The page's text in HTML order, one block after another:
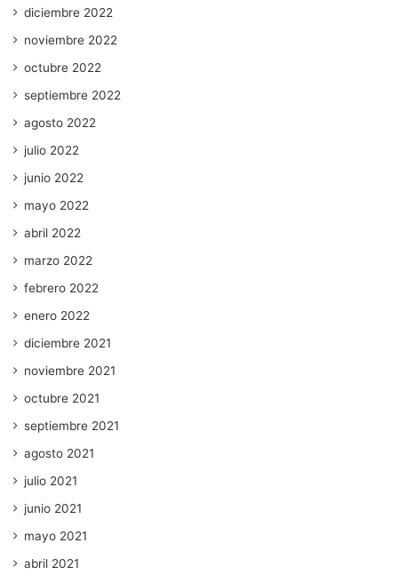
diciembre 2022
noviembre 2022
octubre 2022
septiembre 2022
agosto 2022
julio 2022
junio 2022
mayo 2022
abril 2022
marzo 2022
febrero 2022
enero 2022
diciembre 2021
noviembre 2021
octubre 2021
septiembre 2021
agosto 2021
julio 2021
junio 2021
mayo 2021
abril 2021